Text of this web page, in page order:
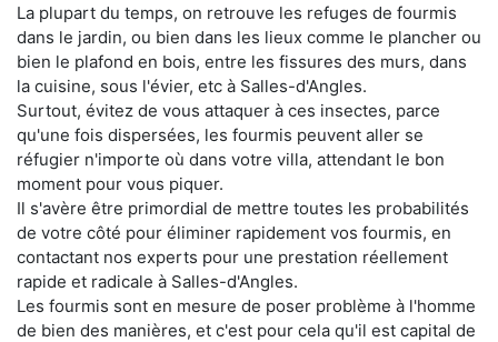
La plupart du temps, on retrouve les refuges de fourmis
dans le jardin, ou bien dans les lieux comme le plancher ou
bien le plafond en bois, entre les fissures des murs, dans
la cuisine, sous l'évier, etc à Salles-d'Angles.
Surtout, évitez de vous attaquer à ces insectes, parce
qu'une fois dispersées, les fourmis peuvent aller se
réfugier n'importe où dans votre villa, attendant le bon
moment pour vous piquer.
Il s'avère être primordial de mettre toutes les probabilités
de votre côté pour éliminer rapidement vos fourmis, en
contactant nos experts pour une prestation réellement
rapide et radicale à Salles-d'Angles.
Les fourmis sont en mesure de poser problème à l'homme
de bien des manières, et c'est pour cela qu'il est capital de